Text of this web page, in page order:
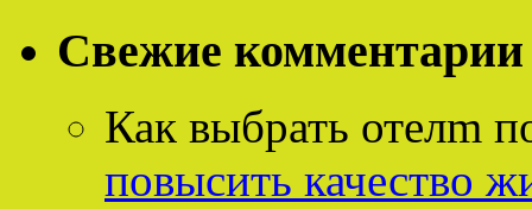
Свежие комментарии
Как выбрать отелm
повысить качество